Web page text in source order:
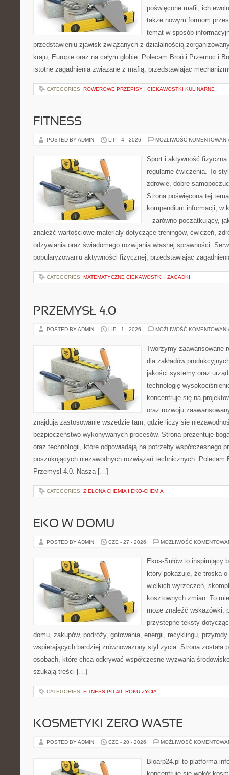
poświęcone mafii, ich
także nowym formom
temat w sposób
przedstawieniu zjawisk związanych z działalnością
kraju, Europie oraz na całym globie. Polecam Broń i Przemoc i
istotne zagadnienia związane z mafią, przedstawiając
CATEGORIES: ROWEROWE PRZEPISY I CIEKAWOSTKI KULINARNE
FITNESS
POSTED BY ADMIN LIP - 4 - 2026 MOŻLIWOŚĆ
Sport i aktywność
regularne ćwiczenia. To
zdrowie, dobre
Strona poświęcona tej
kompendium informacji, w
– zarówno początkujący,
znaleźć wartościowe materiały dotyczące treningów, ćwiczeń,
odżywiania oraz świadomego rozwijania własnej sprawności.
popularyzowaniu aktywności fizycznej, przedstawiając
CATEGORIES: MATEMATYCZNE CIEKAWOSTKI I ZAGADKI
PRZEMYSŁ 4.0
POSTED BY ADMIN LIP - 1 - 2026 MOŻLIWOŚĆ
Tworzymy zaawansowane
dla zakładów
jakości systemy oraz
technologię
koncentruje się na
oraz rozwoju
znajdują zastosowanie wszędzie tam, gdzie liczy się
bezpieczeństwo wykonywanych procesów. Strona prezentuje
oraz technologii, które odpowiadają na potrzeby współczesnego
poszukujących niezawodnych rozwiązań technicznych. Polecam
Przemysł 4.0. Nasza […]
CATEGORIES: ZIELONA CHEMIA I EKO-CHEMIA
EKO W DOMU
POSTED BY ADMIN CZE - 27 - 2026 MOŻLIWOŚĆ
Ekos-Sułów to inspirujący
który pokazuje, że troska
wielkich wyrzeczeń,
kosztownych zmian. To
może znaleźć wskazówki,
przystępne teksty
domu, zakupów, podróży, gotowania, energii, recyklingu,
wspierających bardziej zrównoważony styl życia. Strona została
osobach, które chcą odkrywać współczesne wyzwania
szukają treści […]
CATEGORIES: FITNESS PO 40. ROKU ŻYCIA
KOSMETYKI ZERO WASTE
POSTED BY ADMIN CZE - 20 - 2026 MOŻLIWOŚĆ
Bioarp24.pl to platforma